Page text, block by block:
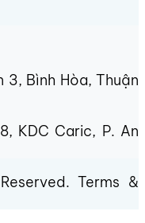
3, Bình Hòa, Thuận
KDC Caric, P. An
Terms &